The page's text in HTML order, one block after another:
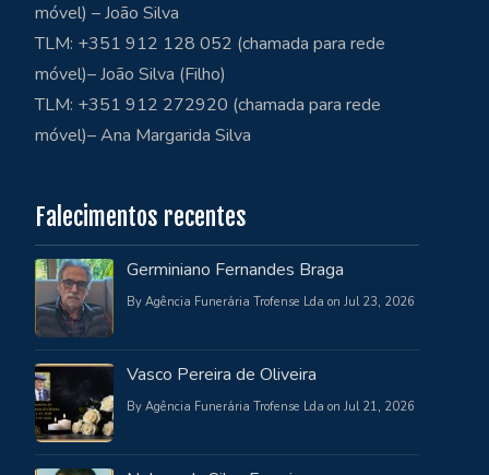
móvel) – João Silva
TLM: +351 912 128 052 (chamada para rede
móvel)– João Silva (Filho)
TLM: +351 912 272920 (chamada para rede
móvel)– Ana Margarida Silva
Falecimentos recentes
Germiniano Fernandes Braga
By Agência Funerária Trofense Lda on Jul 23, 2026
Vasco Pereira de Oliveira
By Agência Funerária Trofense Lda on Jul 21, 2026